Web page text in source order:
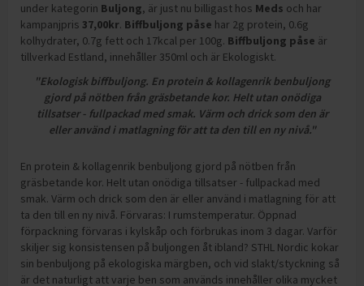
under kategorin Buljong, är just nu billigast hos Meds och har
kampanjpris 37,00kr. Biffbuljong påse har 2g protein, 0.6g
kolhydrater, 0.7g fett och 17kcal per 100g. Biffbuljong påse är
tillverkad Estland, innehåller 350ml och är Ekologiskt.
"Ekologisk biffbuljong. En protein & kollagenrik benbuljong
gjord på nötben från gräsbetande kor. Helt utan onödiga
tillsatser - fullpackad med smak. Värm och drick som den är
eller använd i matlagning för att ta den till en ny nivå."
En protein & kollagenrik benbuljong gjord på nötben från
gräsbetande kor. Helt utan onödiga tillsatser - fullpackad med
smak. Värm och drick som den är eller använd i matlagning för att
ta den till en ny nivå. Förvaras: I rumstemperatur. Öppnad
förpackning förvaras i kylskåp och förbrukas inom 3 dagar. Varför
skiljer sig konsistensen på buljongen åt ibland? STHL Nordic kokar
sin benbuljong på ekologiska märgben, och vid slakt/styckning så
är det naturligt att varje ben som används innehåller olika mycket